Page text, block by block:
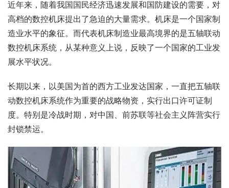
近年来，随着我国国民经济迅速发展和国防建设的需要，对
高档的数控机床提出了急迫的大量需求。机床是一个国家制
造业水平的象征。而代表机床制造业最高境界的是五轴联动
数控机床系统，从某种意义上说，反映了一个国家的工业发
展水平状况。
长期以来，以美国为首的西方工业发达国家，一直把五轴联
动数控机床系统作为重要的战略物资，实行出口许可证制
度。特别是冷战时期，对中国、前苏联等社会主义阵营实行
封锁禁运。